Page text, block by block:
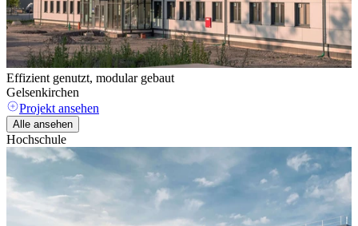
Effizient genutzt, modular gebaut
Gelsenkirchen
Projekt ansehen
Alle ansehen
Hochschule